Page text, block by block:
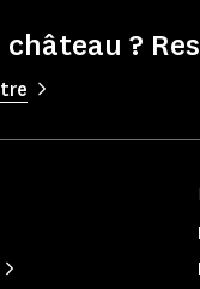
?